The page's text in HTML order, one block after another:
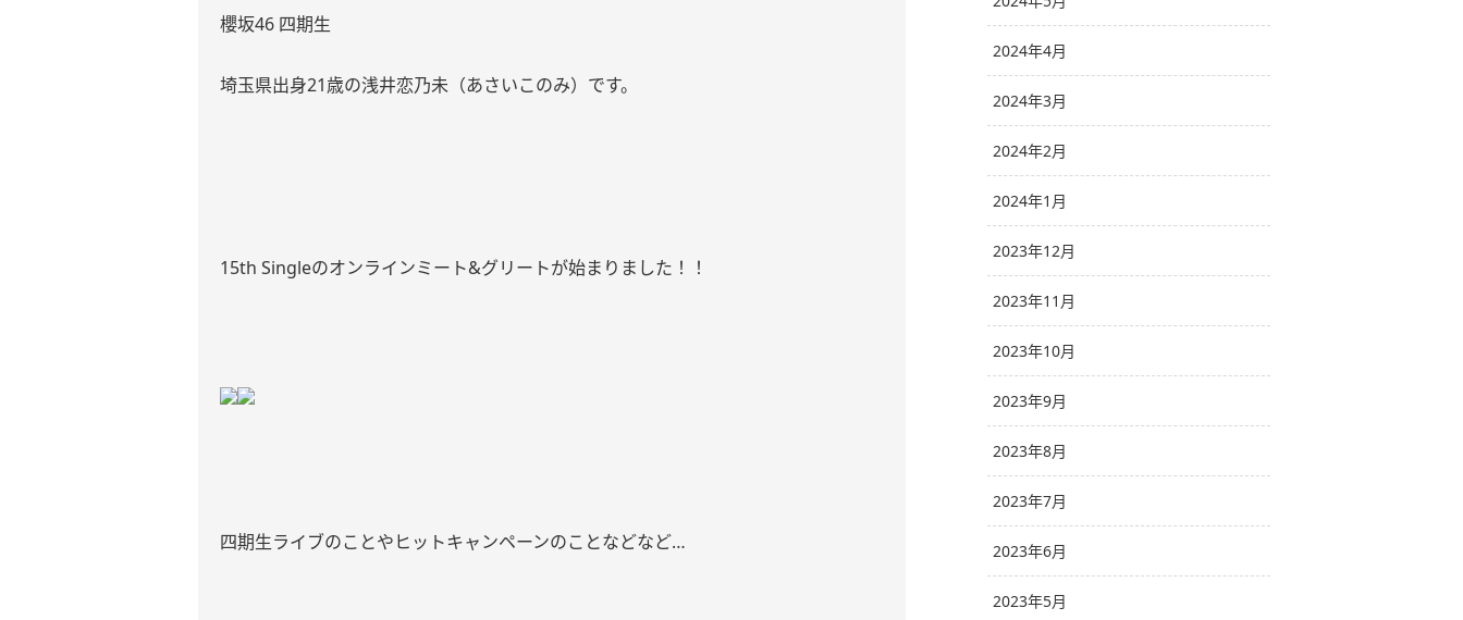
櫻坂46 四期生
埼玉県出身21歳の浅井恋乃未（あさいこのみ）です。
15th Singleのオンラインミート&グリートが始まりました！！
四期生ライブのことやヒットキャンペーンのことなどなど…
2024年4月
2024年3月
2024年2月
2024年1月
2023年12月
2023年11月
2023年10月
2023年9月
2023年8月
2023年7月
2023年6月
2023年5月